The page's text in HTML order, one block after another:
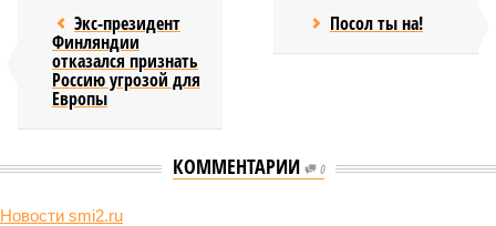
Экс-президент
Финляндии
отказался признать
Россию угрозой для
Европы
Посол ты на!
КОММЕНТАРИИ 0
Новости smi2.ru